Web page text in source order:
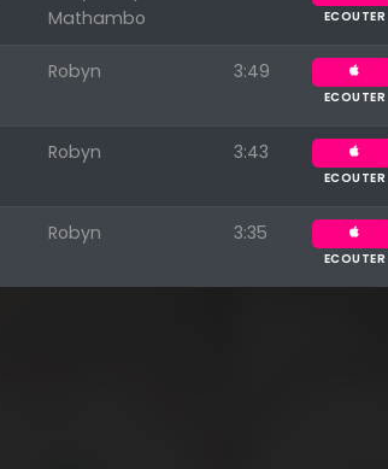
Mathambo
ECOUTER
Robyn 3:49
ECOUTER
Robyn 3:43
ECOUTER
Robyn 3:35
ECOUTER